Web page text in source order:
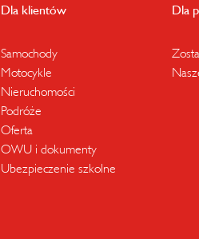
Dla klientów
Samochody
Motocykle
Nieruchomości
Podróże
Oferta
OWU i dokumenty
Ubezpieczenie szkolne
Dla